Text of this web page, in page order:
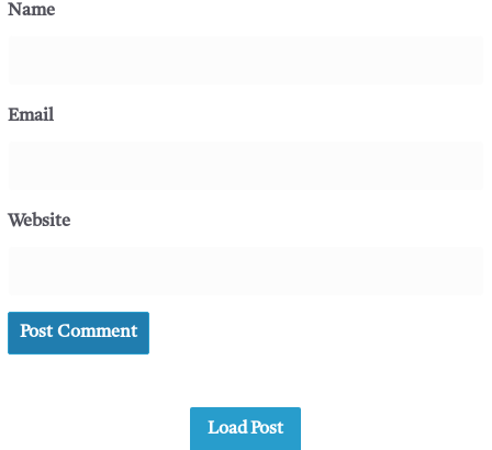
Name
Email
Website
Load Post